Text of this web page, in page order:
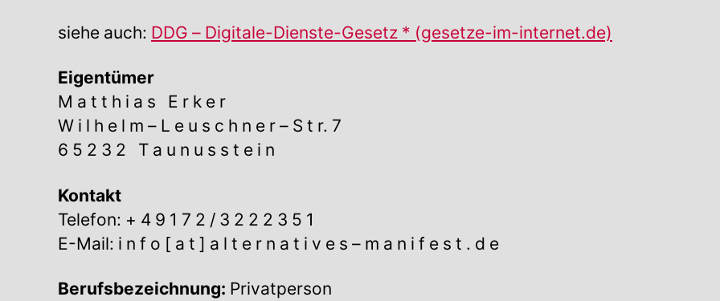
siehe auch: DDG – Digitale-Dienste-Gesetz * (gesetze-im-internet.de)
Eigentümer
M a t t h i a s E r k e r
W i l h e l m – L e u s c h n e r – S t r. 7
6 5 2 3 2 T a u n u s s t e i n
Kontakt
Telefon: + 4 9 1 7 2 / 3 2 2 2 3 5 1
E-Mail: i n f o [ a t ] a l t e r n a t i v e s – m a n i f e s t . d e
Berufsbezeichnung: Privatperson